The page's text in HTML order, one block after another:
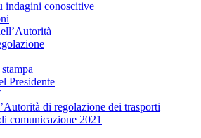
indagini conoscitive
Presidente
di regolazione dei trasporti
comunicazione 2021